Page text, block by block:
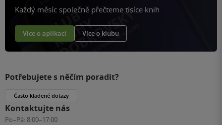
Každý měsíc společně přečteme tisíce knih
Více o aplikaci Více o klubu
Potřebujete s něčím poradit?
Často kladené dotazy
Kontaktujte nás
Po–Pá: 8:00–17:00